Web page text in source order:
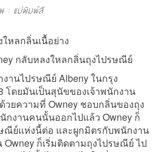
: แม่พิมพ์สี
หลกลิ่นเนื้อย่าง
กลับหลงใหลกลิ่นถุงไปรษณีย์
านไปรษณีย์ Albeny ในกรุง
โดยมันเป็นสุนัขของเจ้าพนักงาน
ยความที่ Owney ชอบกลิ่นของถุง
กงานคนนั้นออกไปแล้ว Owney ก็
ณีย์แห่งนี้ต่อ และผูกมิตรกับพนักงาน
ก็เริ่มติดตามถุงไปรษณีย์ ไป